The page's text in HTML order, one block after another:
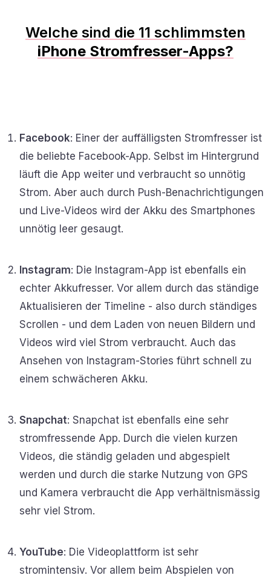
Welche sind die 11 schlimmsten
iPhone Stromfresser-Apps?
Facebook: Einer der auffälligsten Stromfresser ist
die beliebte Facebook-App. Selbst im Hintergrund
läuft die App weiter und verbraucht so unnötig
Strom. Aber auch durch Push-Benachrichtigungen
und Live-Videos wird der Akku des Smartphones
unnötig leer gesaugt.
Instagram: Die Instagram-App ist ebenfalls ein
echter Akkufresser. Vor allem durch das ständige
Aktualisieren der Timeline - also durch ständiges
Scrollen - und dem Laden von neuen Bildern und
Videos wird viel Strom verbraucht. Auch das
Ansehen von Instagram-Stories führt schnell zu
einem schwächeren Akku.
Snapchat: Snapchat ist ebenfalls eine sehr
stromfressende App. Durch die vielen kurzen
Videos, die ständig geladen und abgespielt
werden und durch die starke Nutzung von GPS
und Kamera verbraucht die App verhältnismässig
sehr viel Strom.
YouTube: Die Videoplattform ist sehr
stromintensiv. Vor allem beim Abspielen von